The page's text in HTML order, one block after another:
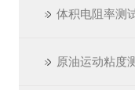
体积电阻率测
原油运动粘度